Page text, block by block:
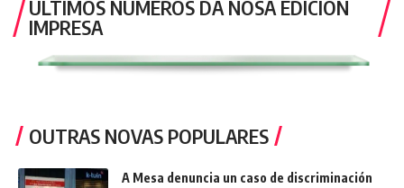
ÚLTIMOS NÚMEROS DA NOSA EDICIÓN
IMPRESA
OUTRAS NOVAS POPULARES
A Mesa denuncia un caso de discriminación